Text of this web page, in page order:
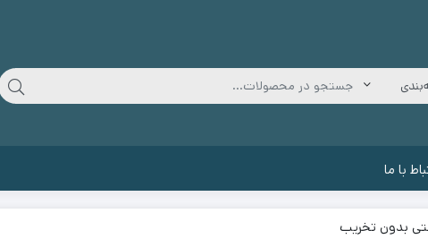
با ما
بدون تخریب